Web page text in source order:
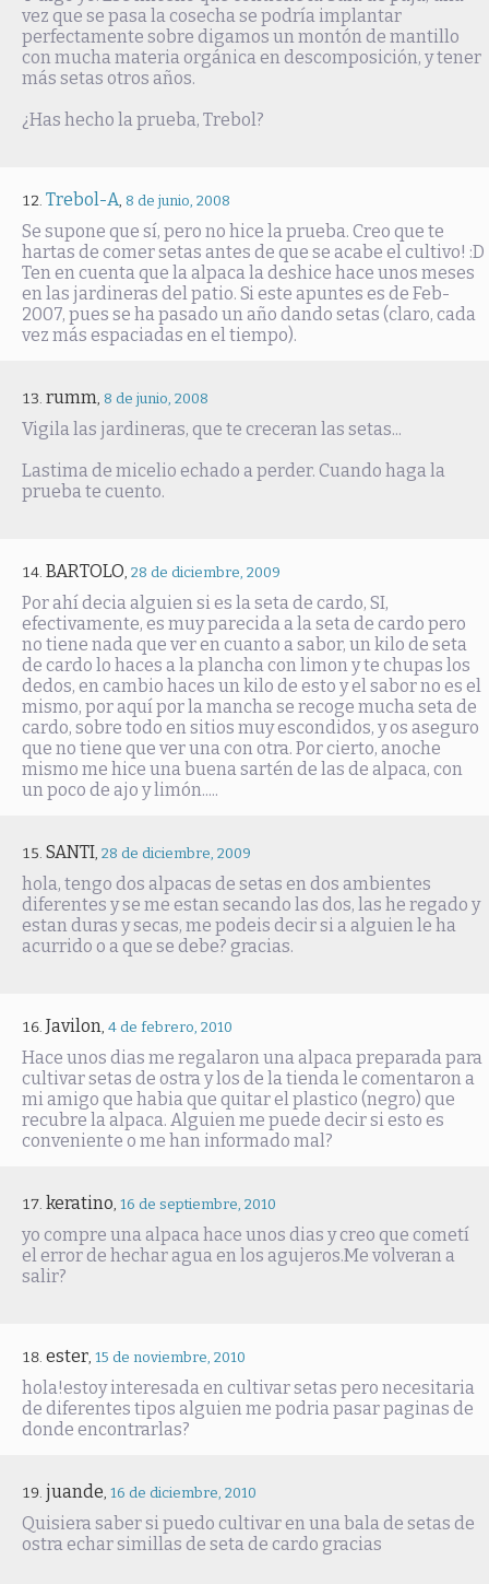
vez que se pasa la cosecha se podría implantar
perfectamente sobre digamos un montón de mantillo
con mucha materia orgánica en descomposición, y tener
más setas otros años.
¿Has hecho la prueba, Trebol?
Trebol-A, 8 de junio, 2008
Se supone que sí, pero no hice la prueba. Creo que te
hartas de comer setas antes de que se acabe el cultivo! :D
Ten en cuenta que la alpaca la deshice hace unos meses
en las jardineras del patio. Si este apuntes es de Feb-
2007, pues se ha pasado un año dando setas (claro, cada
vez más espaciadas en el tiempo).
rumm, 8 de junio, 2008
Vigila las jardineras, que te creceran las setas...
Lastima de micelio echado a perder. Cuando haga la
prueba te cuento.
BARTOLO, 28 de diciembre, 2009
Por ahí decia alguien si es la seta de cardo, SI,
efectivamente, es muy parecida a la seta de cardo pero
no tiene nada que ver en cuanto a sabor, un kilo de seta
de cardo lo haces a la plancha con limon y te chupas los
dedos, en cambio haces un kilo de esto y el sabor no es el
mismo, por aquí por la mancha se recoge mucha seta de
cardo, sobre todo en sitios muy escondidos, y os aseguro
que no tiene que ver una con otra. Por cierto, anoche
mismo me hice una buena sartén de las de alpaca, con
un poco de ajo y limón.....
SANTI, 28 de diciembre, 2009
hola, tengo dos alpacas de setas en dos ambientes
diferentes y se me estan secando las dos, las he regado y
estan duras y secas, me podeis decir si a alguien le ha
acurrido o a que se debe? gracias.
Javilon, 4 de febrero, 2010
Hace unos dias me regalaron una alpaca preparada para
cultivar setas de ostra y los de la tienda le comentaron a
mi amigo que habia que quitar el plastico (negro) que
recubre la alpaca. Alguien me puede decir si esto es
conveniente o me han informado mal?
keratino, 16 de septiembre, 2010
yo compre una alpaca hace unos dias y creo que cometí
el error de hechar agua en los agujeros.Me volveran a
salir?
ester, 15 de noviembre, 2010
hola!estoy interesada en cultivar setas pero necesitaria
de diferentes tipos alguien me podria pasar paginas de
donde encontrarlas?
juande, 16 de diciembre, 2010
Quisiera saber si puedo cultivar en una bala de setas de
ostra echar simillas de seta de cardo gracias